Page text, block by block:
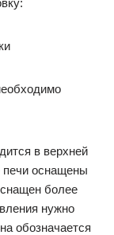
в верхней
печи оснащены
более
нужно
обозначается